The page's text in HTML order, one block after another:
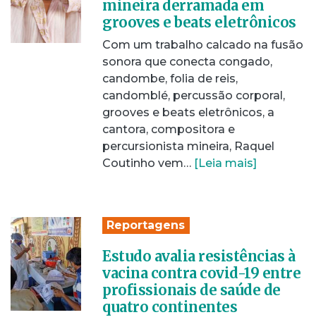
mineira derramada em
grooves e beats eletrônicos
Com um trabalho calcado na fusão
sonora que conecta congado,
candombe, folia de reis,
candomblé, percussão corporal,
grooves e beats eletrônicos, a
cantora, compositora e
percursionista mineira, Raquel
Coutinho vem… [Leia mais]
Reportagens
Estudo avalia resistências à
vacina contra covid-19 entre
profissionais de saúde de
quatro continentes